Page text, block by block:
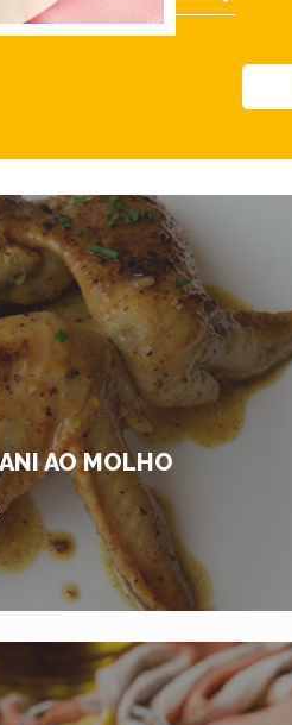
AO MOLHO